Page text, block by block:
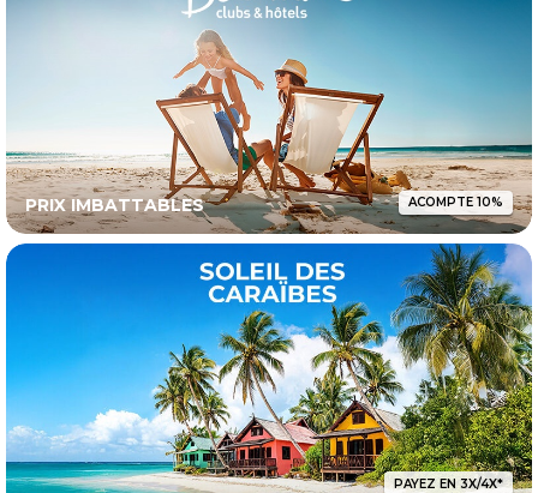
PRIX IMBATTABLES ACOMPTE 10%
PAYEZ EN 3X/4X*